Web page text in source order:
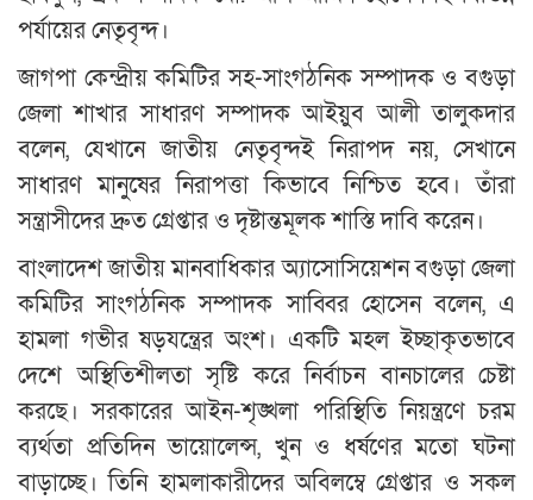
পর্যায়ের নেতৃবৃন্দ।
জাগপা কেন্দ্রীয় কমিটির সহ-সাংগঠনিক সম্পাদক ও বগুড়া
জেলা শাখার সাধারণ সম্পাদক আইয়ুব আলী তালুকদার
বলেন, যেখানে জাতীয় নেতৃবৃন্দই নিরাপদ নয়, সেখানে
সাধারণ মানুষের নিরাপত্তা কিভাবে নিশ্চিত হবে। তাঁরা
সন্ত্রাসীদের দ্রুত গ্রেপ্তার ও দৃষ্টান্তমূলক শাস্তি দাবি করেন।
বাংলাদেশ জাতীয় মানবাধিকার অ্যাসোসিয়েশন বগুড়া জেলা
কমিটির সাংগঠনিক সম্পাদক সাব্বির হোসেন বলেন, এ
হামলা গভীর ষড়যন্ত্রের অংশ। একটি মহল ইচ্ছাকৃতভাবে
দেশে অস্থিতিশীলতা সৃষ্টি করে নির্বাচন বানচালের চেষ্টা
করছে। সরকারের আইন-শৃঙ্খলা পরিস্থিতি নিয়ন্ত্রণে চরম
ব্যর্থতা প্রতিদিন ভায়োলেন্স, খুন ও ধর্ষণের মতো ঘটনা
বাড়াচ্ছে। তিনি হামলাকারীদের অবিলম্বে গ্রেপ্তার ও সকল